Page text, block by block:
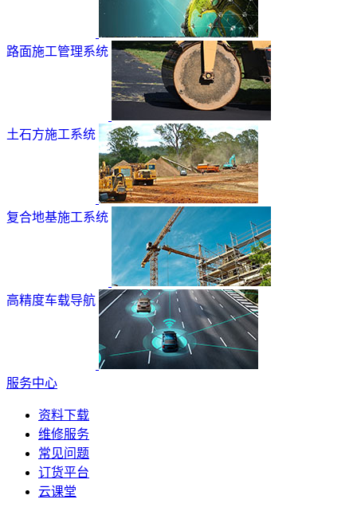
路面施工管理系统
土石方施工系统
复合地基施工系统
高精度车载导航
服务中心
资料下载
维修服务
常见问题
订货平台
云课堂